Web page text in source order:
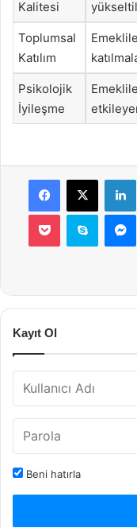
Kalitesi
Toplumsal
Katılım
Psikolojik
İyileşme
Facebook
X
Pocket Skype
Kayıt Ol
Beni hatırla